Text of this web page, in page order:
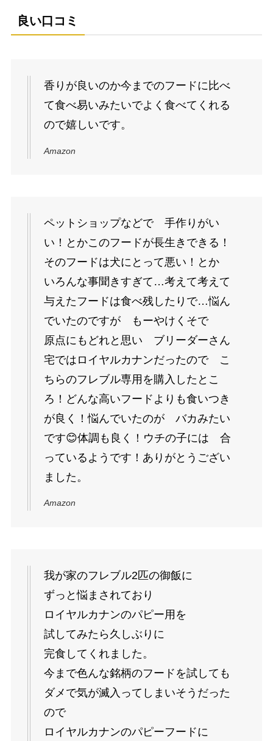
良い口コミ
香りが良いのか今までのフードに比べ
て食べ易いみたいでよく食べてくれる
ので嬉しいです。
Amazon
ペットショップなどで 手作りがい
い！とかこのフードが長生きできる！
そのフードは犬にとって悪い！とか
いろんな事聞きすぎて…考えて考えて
与えたフードは食べ残したりで…悩ん
でいたのですが もーやけくそで
原点にもどれと思い ブリーダーさん
宅ではロイヤルカナンだったので こ
ちらのフレブル専用を購入したとこ
ろ！どんな高いフードよりも食いつき
が良く！悩んでいたのが バカみたい
です😊体調も良く！ウチの子には 合
っているようです！ありがとうござい
ました。
Amazon
我が家のフレブル2匹の御飯に
ずっと悩まされており
ロイヤルカナンのパピー用を
試してみたら久しぶりに
完食してくれました。
今まで色んな銘柄のフードを試しても
ダメで気が滅入ってしまいそうだった
ので
ロイヤルカナンのパピーフードに